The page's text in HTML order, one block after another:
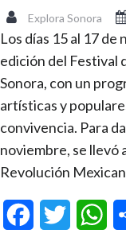
Explora Sonora
Los días 15 al 17
edición del Festival
Sonora, con un
artísticas y
convivencia. Para
noviembre, se llevó
Revolución
FacebookTwitter